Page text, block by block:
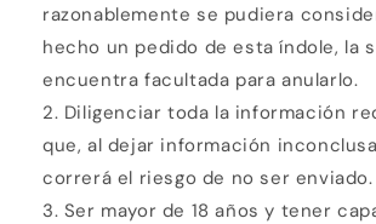
razonablemente se pudiera
hecho un pedido de esta índole, la
encuentra facultada para anularlo.
Diligenciar toda la información
que, al dejar información
correrá el riesgo de no ser enviado.
Ser mayor de 18 años y tener